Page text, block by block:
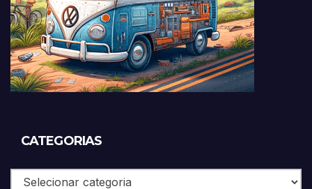
CATEGORIAS
Categorias